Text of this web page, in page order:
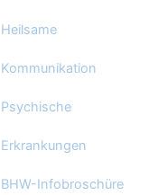
Heilsame
Kommunikation
Psychische
Erkrankungen
BHW-Infobroschüre